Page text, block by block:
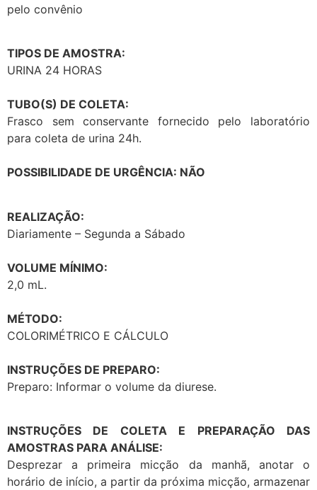
pelo convênio
TIPOS DE AMOSTRA:
URINA 24 HORAS
TUBO(S) DE COLETA:
Frasco sem conservante fornecido pelo laboratório
para coleta de urina 24h.
POSSIBILIDADE DE URGÊNCIA: NÃO
REALIZAÇÃO:
Diariamente – Segunda a Sábado
VOLUME MÍNIMO:
2,0 mL.
MÉTODO:
COLORIMÉTRICO E CÁLCULO
INSTRUÇÕES DE PREPARO:
Preparo: Informar o volume da diurese.
INSTRUÇÕES DE COLETA E PREPARAÇÃO DAS
AMOSTRAS PARA ANÁLISE:
Desprezar a primeira micção da manhã, anotar o
horário de início, a partir da próxima micção, armazenar